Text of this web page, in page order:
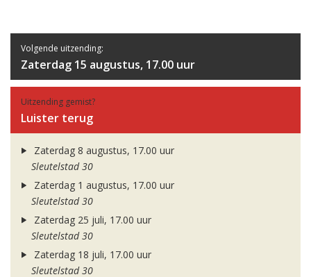
Volgende uitzending:
Zaterdag 15 augustus, 17.00 uur
Uitzending gemist?
Luister terug
Zaterdag 8 augustus, 17.00 uur
Sleutelstad 30
Zaterdag 1 augustus, 17.00 uur
Sleutelstad 30
Zaterdag 25 juli, 17.00 uur
Sleutelstad 30
Zaterdag 18 juli, 17.00 uur
Sleutelstad 30